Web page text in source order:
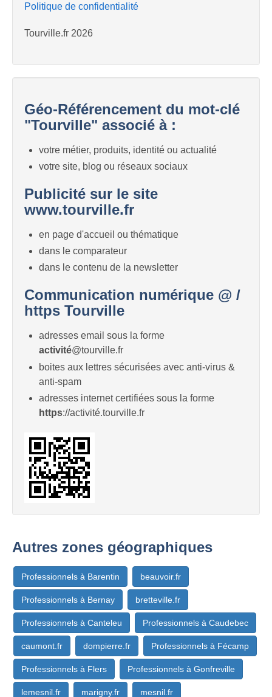
Politique de confidentialité
Tourville.fr 2026
Géo-Référencement du mot-clé
"Tourville" associé à :
votre métier, produits, identité ou actualité
votre site, blog ou réseaux sociaux
Publicité sur le site
www.tourville.fr
en page d'accueil ou thématique
dans le comparateur
dans le contenu de la newsletter
Communication numérique @ /
https Tourville
adresses email sous la forme
activité@tourville.fr
boites aux lettres sécurisées avec anti-virus &
anti-spam
adresses internet certifiées sous la forme
https://activité.tourville.fr
Autres zones géographiques
Professionnels à Barentin beauvoir.fr
Professionnels à Bernay bretteville.fr
Professionnels à Canteleu Professionnels à Caudebec
caumont.fr dompierre.fr Professionnels à Fécamp
Professionnels à Flers Professionnels à Gonfreville
lemesnil.fr marigny.fr mesnil.fr